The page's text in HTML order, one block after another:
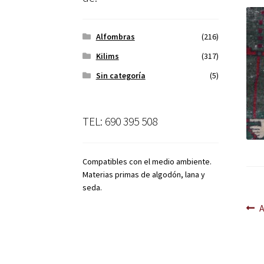
Alfombras
(216)
Kilims
(317)
Sin categoría
(5)
TEL: 690 395 508
Compatibles con el medio ambiente.
Materias primas de algodón, lana y
seda.